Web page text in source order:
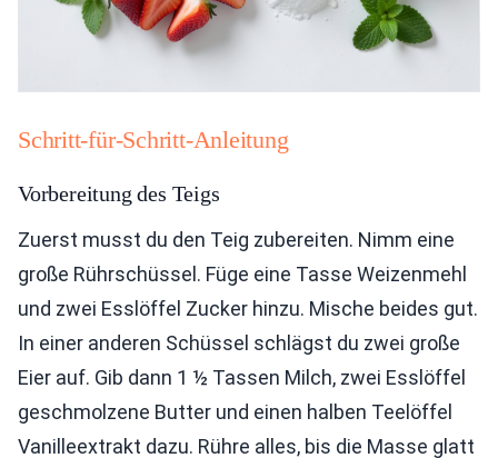
Schritt-für-Schritt-Anleitung
Vorbereitung des Teigs
Zuerst musst du den Teig zubereiten. Nimm eine
große Rührschüssel. Füge eine Tasse Weizenmehl
und zwei Esslöffel Zucker hinzu. Mische beides gut.
In einer anderen Schüssel schlägst du zwei große
Eier auf. Gib dann 1 ½ Tassen Milch, zwei Esslöffel
geschmolzene Butter und einen halben Teelöffel
Vanilleextrakt dazu. Rühre alles, bis die Masse glatt